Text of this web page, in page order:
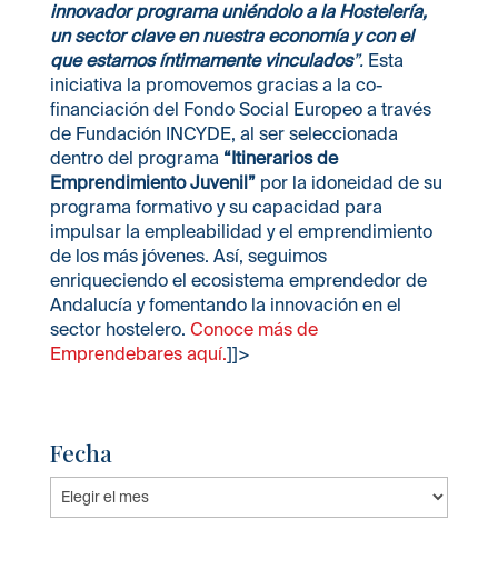
innovador programa uniéndolo a la Hostelería,
un sector clave en nuestra economía y con el
que estamos íntimamente vinculados”.Esta
iniciativa la promovemos gracias a la co-
financiación del Fondo Social Europeo a través
de Fundación INCYDE, al ser seleccionada
dentro del programa “Itinerarios de
Emprendimiento Juvenil”por la idoneidad de su
programa formativo y su capacidad para
impulsar la empleabilidad y el emprendimiento
de los más jóvenes. Así, seguimos
enriqueciendo el ecosistema emprendedor de
Andalucía y fomentando la innovación en el
sector hostelero. Conoce más de
Emprendebares aquí.]]>
Fecha
Fecha